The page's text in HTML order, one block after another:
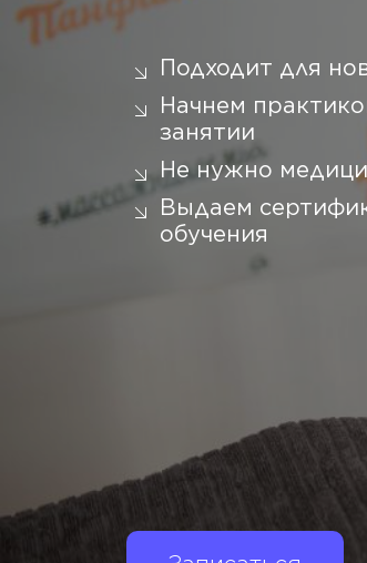
Подходит для
Начнем
занятии
Не нужно
Выдаем
обучения